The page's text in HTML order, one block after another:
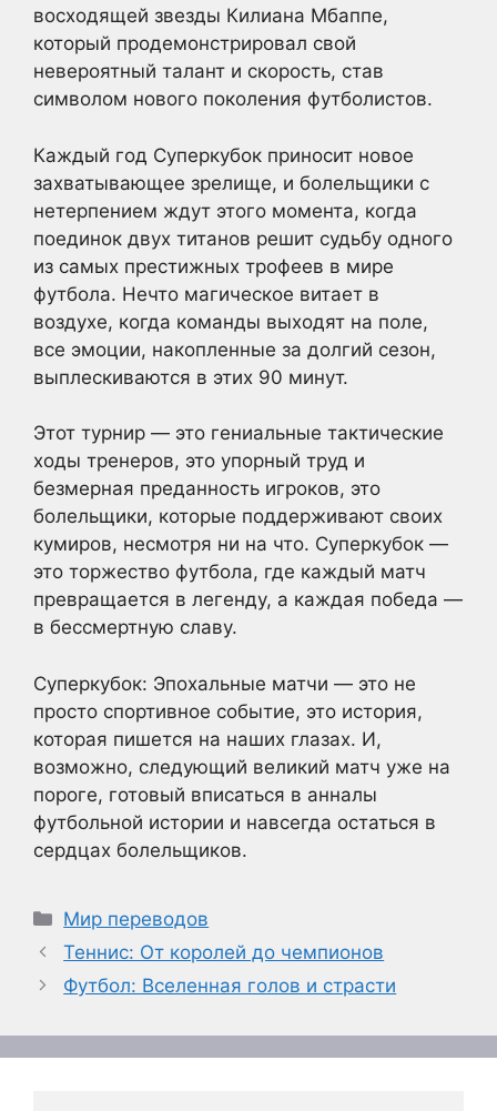
восходящей звезды Килиана Мбаппе,
который продемонстрировал свой
невероятный талант и скорость, став
символом нового поколения футболистов.
Каждый год Суперкубок приносит новое
захватывающее зрелище, и болельщики с
нетерпением ждут этого момента, когда
поединок двух титанов решит судьбу одного
из самых престижных трофеев в мире
футбола. Нечто магическое витает в
воздухе, когда команды выходят на поле,
все эмоции, накопленные за долгий сезон,
выплескиваются в этих 90 минут.
Этот турнир — это гениальные тактические
ходы тренеров, это упорный труд и
безмерная преданность игроков, это
болельщики, которые поддерживают своих
кумиров, несмотря ни на что. Суперкубок —
это торжество футбола, где каждый матч
превращается в легенду, а каждая победа —
в бессмертную славу.
Суперкубок: Эпохальные матчи — это не
просто спортивное событие, это история,
которая пишется на наших глазах. И,
возможно, следующий великий матч уже на
пороге, готовый вписаться в анналы
футбольной истории и навсегда остаться в
сердцах болельщиков.
Рубрики
Мир переводов
Теннис: От королей до чемпионов
Футбол: Вселенная голов и страсти